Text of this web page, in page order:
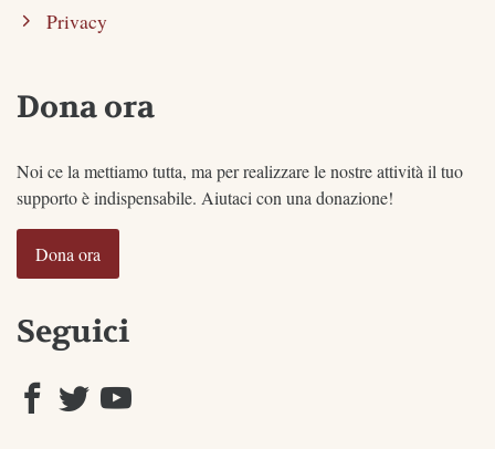
Privacy
Dona ora
Noi ce la mettiamo tutta, ma per realizzare le nostre attività il tuo
supporto è indispensabile. Aiutaci con una donazione!
Dona ora
Seguici